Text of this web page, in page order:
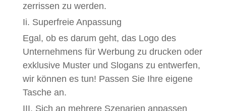
zerrissen zu werden.
Ii. Superfreie Anpassung
Egal, ob es darum geht, das Logo des
Unternehmens für Werbung zu drucken oder
exklusive Muster und Slogans zu entwerfen,
wir können es tun! Passen Sie Ihre eigene
Tasche an.
III. Sich an mehrere Szenarien anpassen